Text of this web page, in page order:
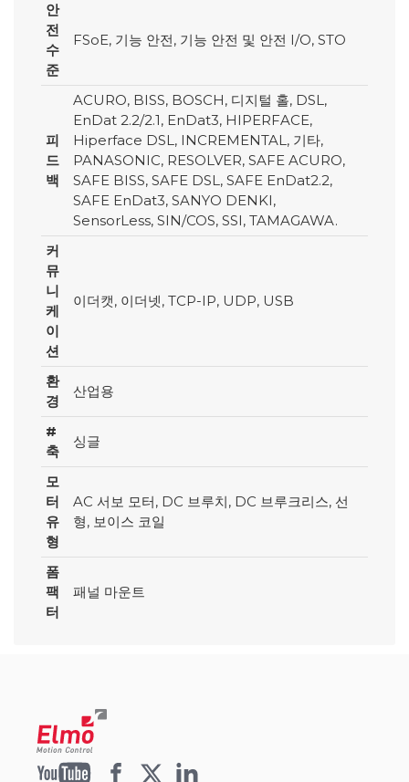
안
전
수
준
FSoE, 기능 안전, 기능 안전 및 안전 I/O, STO
피
드
백
ACURO, BISS, BOSCH, 디지털 홀, DSL,
EnDat 2.2/2.1, EnDat3, HIPERFACE,
Hiperface DSL, INCREMENTAL, 기타,
PANASONIC, RESOLVER, SAFE ACURO,
SAFE BISS, SAFE DSL, SAFE EnDat2.2,
SAFE EnDat3, SANYO DENKI,
SensorLess, SIN/COS, SSI, TAMAGAWA.
커
뮤
니
케
이
션
이더캣, 이더넷, TCP-IP, UDP, USB
환
경
산업용
#
축
싱글
모
터
유
형
AC 서보 모터, DC 브루치, DC 브루크리스, 선
형, 보이스 코일
폼
팩
터
패널 마운트